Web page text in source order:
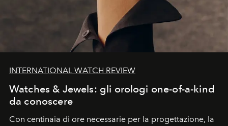
INTERNATIONAL WATCH REVIEW
Watches & Jewels: gli orologi one-of-a-kind
da conoscere
Con centinaia di ore necessarie per la progettazione, la